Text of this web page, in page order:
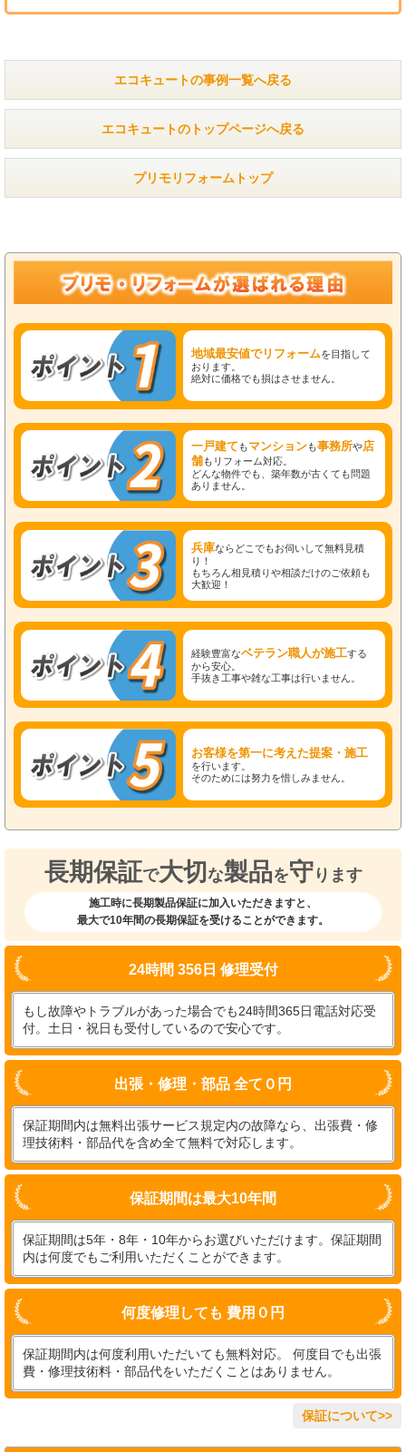
エコキュートの事例一覧へ戻る
エコキュートのトップページへ戻る
プリモリフォームトップ
地域最安値でリフォームを目指して
おります。
絶対に価格でも損はさせません。
一戸建て もマンションも事務所や店
舗もリフォーム対応。
どんな物件でも、築年数が古くても問題
ありません。
兵庫ならどこでもお伺いして無料見積
り！
もちろん相見積りや相談だけのご依頼も
大歓迎！
経験豊富なベテラン職人が施工する
から安心。
手抜き工事や雑な工事は行いません。
お客様を第一に考えた提案・施工
を行います。
そのためには努力を惜しみません。
長期保証で大切 な製品を守 ります
施工時に長期製品保証に加入いただきますと、
最大で10年間の長期保証を受けることができます。
24時間 356日 修理受付
もし故障やトラブルがあった場合でも24時間365日電話対応受
付。土日・祝日も受付しているので安心です。
出張・修理・部品 全て０円
保証期間内は無料出張サービス規定内の故障なら、出張費・修
理技術料・部品代を含め全て無料で対応します。
保証期間は最大10年間
保証期間は5年・8年・10年からお選びいただけます。保証期間
内は何度でもご利用いただくことができます。
何度修理しても 費用０円
保証期間内は何度利用いただいても無料対応。 何度目でも出張
費・修理技術料・部品代をいただくことはありません。
保証について>>